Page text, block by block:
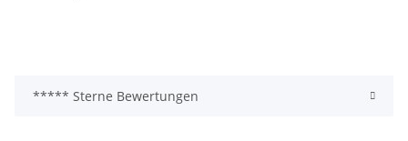
***** Sterne Bewertungen